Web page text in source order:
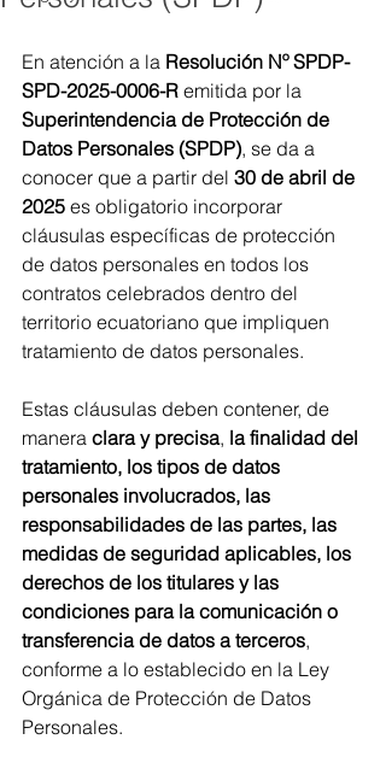
En atención a la Resolución Nº SPDP-
SPD-2025-0006-R emitida por la
Superintendencia de Protección de
Datos Personales (SPDP), se da a
conocer que a partir del 30 de abril de
2025 es obligatorio incorporar
cláusulas específicas de protección
de datos personales en todos los
contratos celebrados dentro del
territorio ecuatoriano que impliquen
tratamiento de datos personales.
Estas cláusulas deben contener, de
manera clara y precisa, la finalidad del
tratamiento, los tipos de datos
personales involucrados, las
responsabilidades de las partes, las
medidas de seguridad aplicables, los
derechos de los titulares y las
condiciones para la comunicación o
transferencia de datos a terceros,
conforme a lo establecido en la Ley
Orgánica de Protección de Datos
Personales.